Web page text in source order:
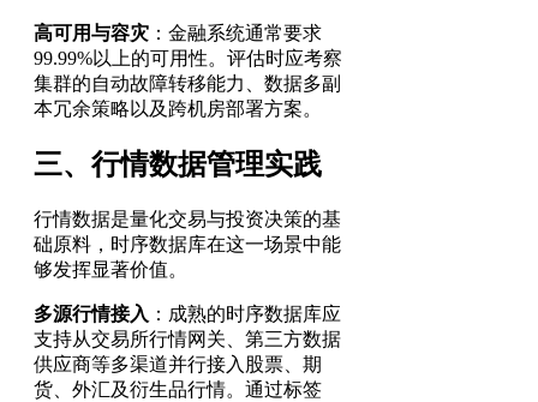
高可用与容灾 ：金融系统通常要求
99.99%以上的可用性。评估时应考察
集群的自动故障转移能力、数据多副
本冗余策略以及跨机房部署方案。
三、行情数据管理实践
行情数据是量化交易与投资决策的基
础原料，时序数据库在这一场景中能
够发挥显著价值。
多源行情接入 ：成熟的时序数据库应
支持从交易所行情网关、第三方数据
供应商等多渠道并行接入股票、期
货、外汇及衍生品行情。通过标签